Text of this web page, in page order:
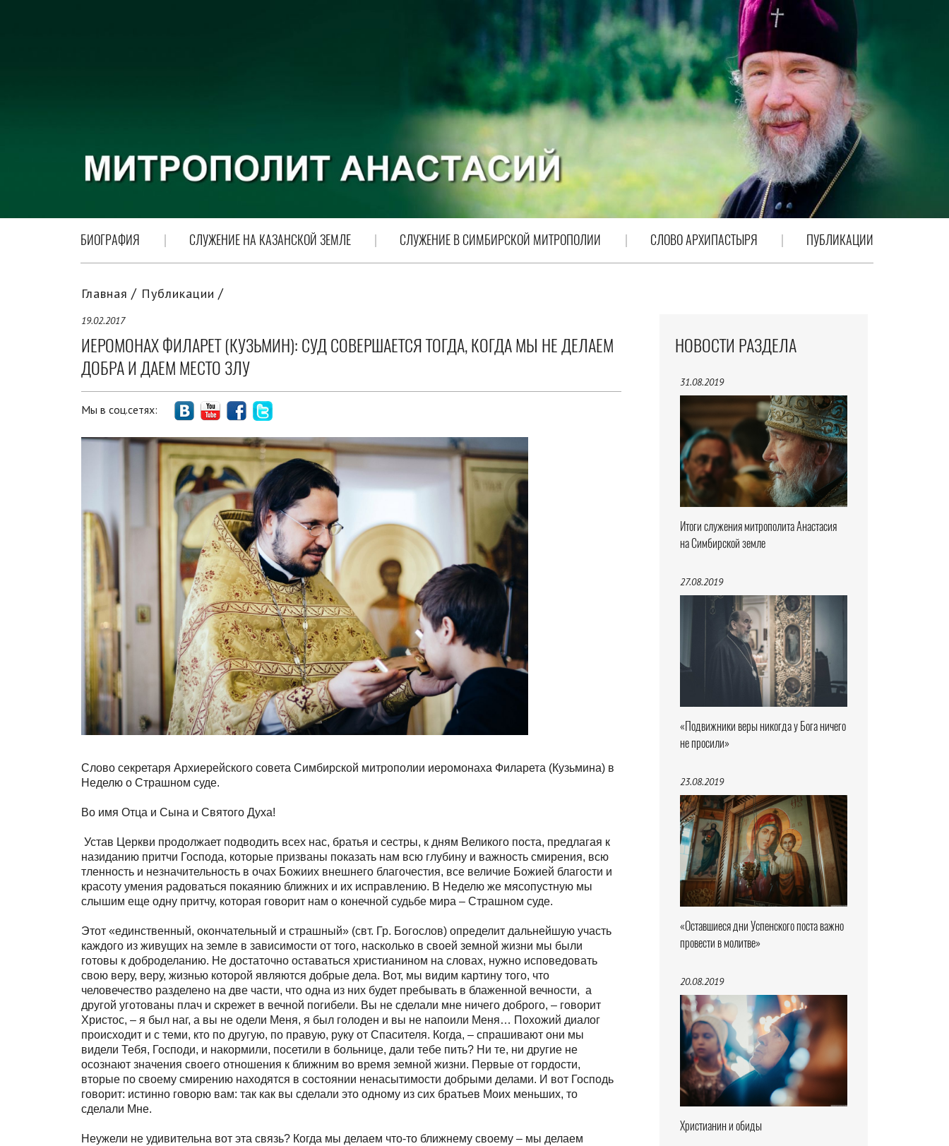
БИОГРАФИЯ СЛУЖЕНИЕ НА КАЗАНСКОЙ ЗЕМЛЕ СЛУЖЕНИЕ В СИМБИРСКОЙ МИТРОПОЛИИ СЛОВО АРХИПАСТЫРЯ ПУБЛИКАЦИИ
НОВОСТИ РАЗДЕЛА
31.08.2019
Итоги служения митрополита Анастасия
на Симбирской земле
27.08.2019
«Подвижники веры никогда у Бога ничего
не просили»
23.08.2019
«Оставшиеся дни Успенского поста важно
провести в молитве»
20.08.2019
Христианин и обиды
Главная Публикации
19.02.2017
ИЕРОМОНАХ ФИЛАРЕТ (КУЗЬМИН): СУД СОВЕРШАЕТСЯ ТОГДА, КОГДА МЫ НЕ ДЕЛАЕМ
ДОБРА И ДАЕМ МЕСТО ЗЛУ
Мы в соц.сетях:
Слово секретаря Архиерейского совета Симбирской митрополии иеромонаха Филарета (Кузьмина) в
Неделю о Страшном суде.
Во имя Отца и Сына и Святого Духа!
Устав Церкви продолжает подводить всех нас, братья и сестры, к дням Великого поста, предлагая к
назиданию притчи Господа, которые призваны показать нам всю глубину и важность смирения, всю
тленность и незначительность в очах Божиих внешнего благочестия, все величие Божией благости и
красоту умения радоваться покаянию ближних и их исправлению. В Неделю же мясопустную мы
слышим еще одну притчу, которая говорит нам о конечной судьбе мира – Страшном суде.
Этот «единственный, окончательный и страшный» (свт. Гр. Богослов) определит дальнейшую участь
каждого из живущих на земле в зависимости от того, насколько в своей земной жизни мы были
готовы к доброделанию. Не достаточно оставаться христианином на словах, нужно исповедовать
свою веру, веру, жизнью которой являются добрые дела. Вот, мы видим картину того, что
человечество разделено на две части, что одна из них будет пребывать в блаженной вечности, а
другой уготованы плач и скрежет в вечной погибели. Вы не сделали мне ничего доброго, – говорит
Христос, – я был наг, а вы не одели Меня, я был голоден и вы не напоили Меня… Похожий диалог
происходит и с теми, кто по другую, по правую, руку от Спасителя. Когда, – спрашивают они мы
видели Тебя, Господи, и накормили, посетили в больнице, дали тебе пить? Ни те, ни другие не
осознают значения своего отношения к ближним во время земной жизни. Первые от гордости,
вторые по своему смирению находятся в состоянии ненасытимости добрыми делами. И вот Господь
говорит: истинно говорю вам: так как вы сделали это одному из сих братьев Моих меньших, то
сделали Мне.
Неужели не удивительна вот эта связь? Когда мы делаем что-то ближнему своему – мы делаем